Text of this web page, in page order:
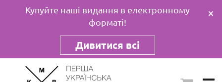
Купуйте наші видання в електронному
форматі!
Дивитися всі
×